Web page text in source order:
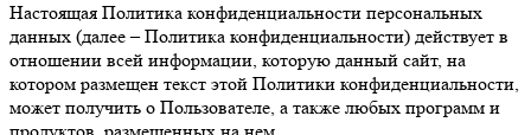
Настоящая Политика конфиденциальности персональных
данных (далее – Политика конфиденциальности) действует в
отношении всей информации, которую данный сайт, на
котором размещен текст этой Политики конфиденциальности,
может получить о Пользователе, а также любых программ и